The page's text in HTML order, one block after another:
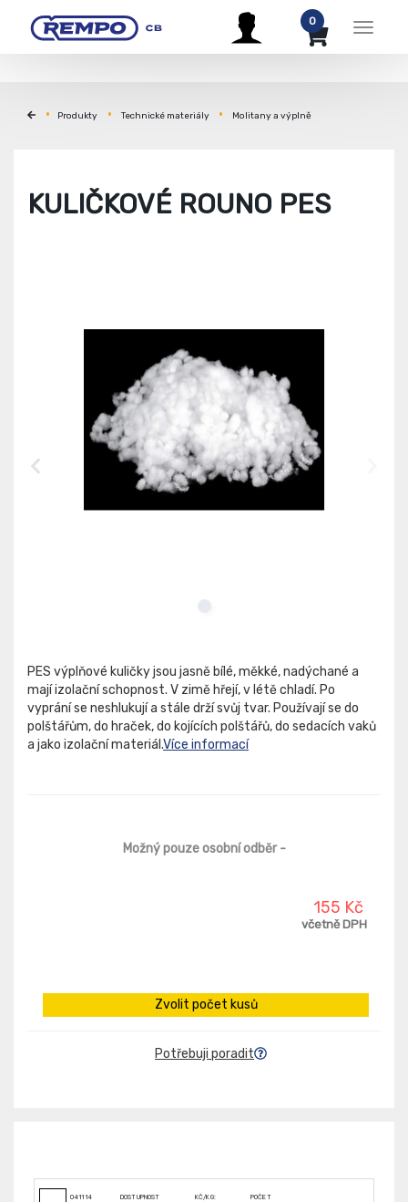
Menu
0
Produkty Technické materiály Molitany a výplně
KULIČKOVÉ ROUNO PES
PES výplňové kuličky jsou jasně bílé, měkké, nadýchané a
mají izolační schopnost. V zimě hřejí, v létě chladí. Po
vyprání se neshlukují a stále drží svůj tvar. Používají se do
polštářům, do hraček, do kojících polštářů, do sedacích vaků
a jako izolační materiál.Více informací
Možný pouze osobní odběr-
155 Kč
včetně DPH
Zvolit počet kusů
Potřebuji poradit
041114 DOSTUPNOST KČ/KG: POČET